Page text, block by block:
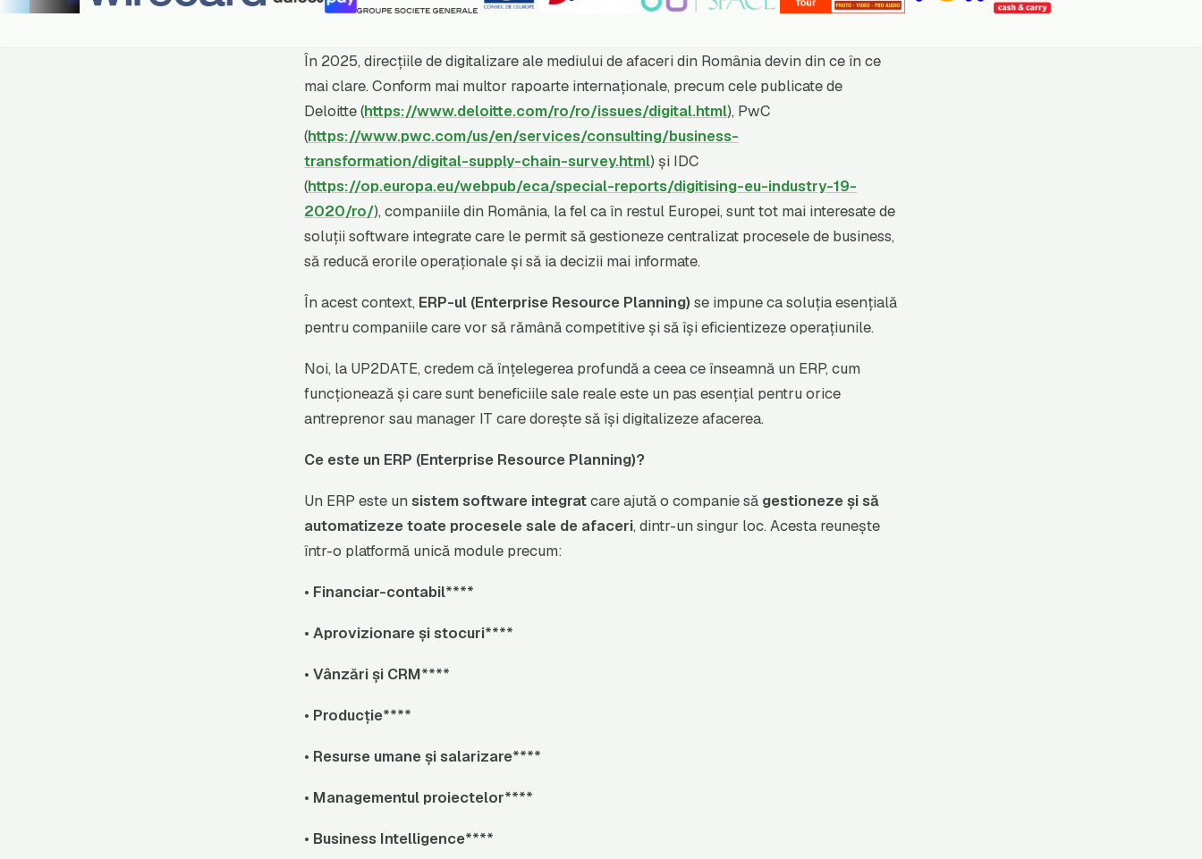
În 2025, direcțiile de digitalizare ale mediului de afaceri din România devin din ce în ce
mai clare. Conform mai multor rapoarte internaționale, precum cele publicate de
Deloitte (https://www.deloitte.com/ro/ro/issues/digital.html), PwC
(https://www.pwc.com/us/en/services/consulting/business-
transformation/digital-supply-chain-survey.html) și IDC
(https://op.europa.eu/webpub/eca/special-reports/digitising-eu-industry-19-
2020/ro/), companiile din România, la fel ca în restul Europei, sunt tot mai interesate de
soluții software integrate care le permit să gestioneze centralizat procesele de business,
să reducă erorile operaționale și să ia decizii mai informate.
În acest context, ERP-ul (Enterprise Resource Planning)se impune ca soluția esențială
pentru companiile care vor să rămână competitive și să își eficientizeze operațiunile.
Noi, la UP2DATE, credem că înțelegerea profundă a ceea ce înseamnă un ERP, cum
funcționează și care sunt beneficiile sale reale este un pas esențial pentru orice
antreprenor sau manager IT care dorește să își digitalizeze afacerea.
Ce este un ERP (Enterprise Resource Planning)?
Un ERP este unsistem software integratcare ajută o companie să gestioneze și să
automatizeze toate procesele sale de afaceri, dintr-un singur loc. Acesta reunește
într-o platformă unică module precum:
• Financiar-contabil****
• Aprovizionare și stocuri****
• Vânzări și CRM****
• Producție****
• Resurse umane și salarizare****
• Managementul proiectelor****
• Business Intelligence****